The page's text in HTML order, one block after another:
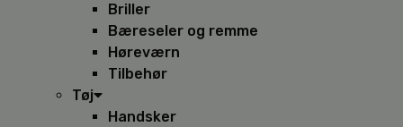
Briller
Bæreseler og remme
Høreværn
Tilbehør
Tøj
Handsker